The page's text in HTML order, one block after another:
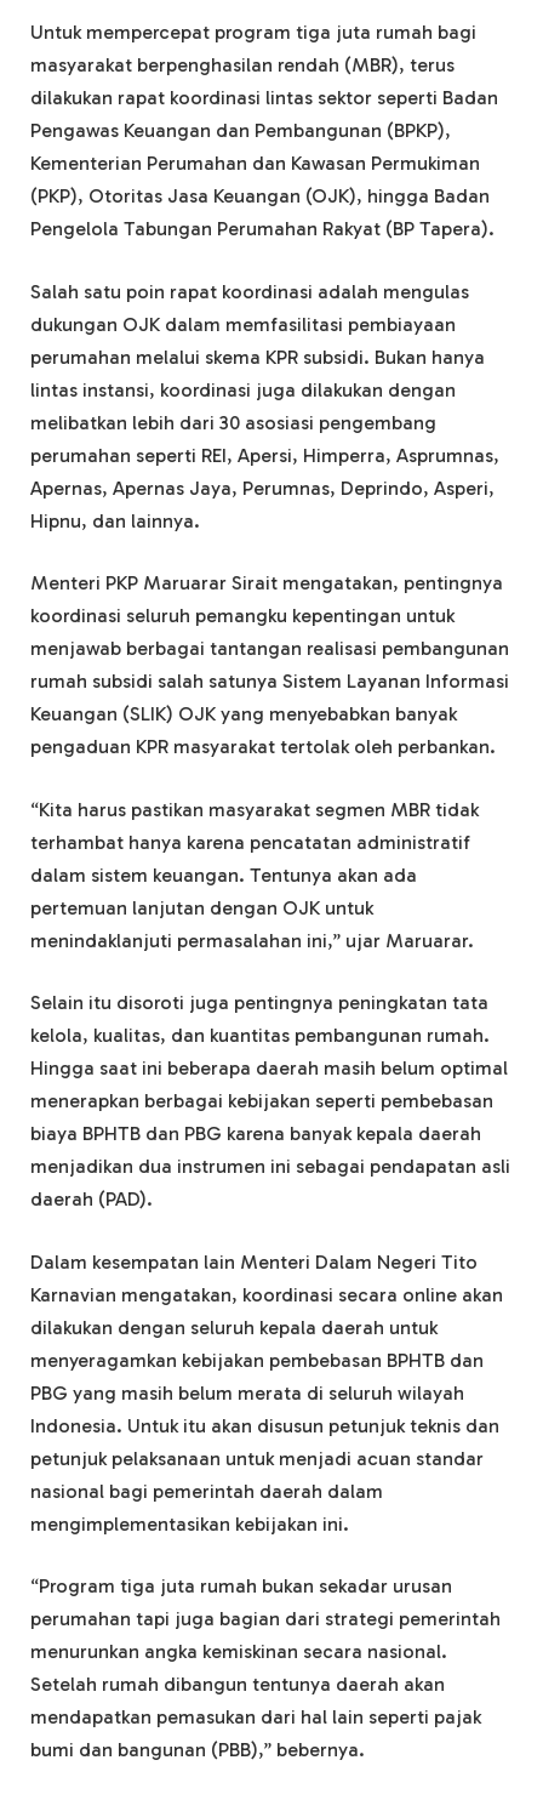
Untuk mempercepat program tiga juta rumah bagi
masyarakat berpenghasilan rendah (MBR), terus
dilakukan rapat koordinasi lintas sektor seperti Badan
Pengawas Keuangan dan Pembangunan (BPKP),
Kementerian Perumahan dan Kawasan Permukiman
(PKP), Otoritas Jasa Keuangan (OJK), hingga Badan
Pengelola Tabungan Perumahan Rakyat (BP Tapera).
Salah satu poin rapat koordinasi adalah mengulas
dukungan OJK dalam memfasilitasi pembiayaan
perumahan melalui skema KPR subsidi. Bukan hanya
lintas instansi, koordinasi juga dilakukan dengan
melibatkan lebih dari 30 asosiasi pengembang
perumahan seperti REI, Apersi, Himperra, Asprumnas,
Apernas, Apernas Jaya, Perumnas, Deprindo, Asperi,
Hipnu, dan lainnya.
Menteri PKP Maruarar Sirait mengatakan, pentingnya
koordinasi seluruh pemangku kepentingan untuk
menjawab berbagai tantangan realisasi pembangunan
rumah subsidi salah satunya Sistem Layanan Informasi
Keuangan (SLIK) OJK yang menyebabkan banyak
pengaduan KPR masyarakat tertolak oleh perbankan.
“Kita harus pastikan masyarakat segmen MBR tidak
terhambat hanya karena pencatatan administratif
dalam sistem keuangan. Tentunya akan ada
pertemuan lanjutan dengan OJK untuk
menindaklanjuti permasalahan ini,” ujar Maruarar.
Selain itu disoroti juga pentingnya peningkatan tata
kelola, kualitas, dan kuantitas pembangunan rumah.
Hingga saat ini beberapa daerah masih belum optimal
menerapkan berbagai kebijakan seperti pembebasan
biaya BPHTB dan PBG karena banyak kepala daerah
menjadikan dua instrumen ini sebagai pendapatan asli
daerah (PAD).
Dalam kesempatan lain Menteri Dalam Negeri Tito
Karnavian mengatakan, koordinasi secara online akan
dilakukan dengan seluruh kepala daerah untuk
menyeragamkan kebijakan pembebasan BPHTB dan
PBG yang masih belum merata di seluruh wilayah
Indonesia. Untuk itu akan disusun petunjuk teknis dan
petunjuk pelaksanaan untuk menjadi acuan standar
nasional bagi pemerintah daerah dalam
mengimplementasikan kebijakan ini.
“Program tiga juta rumah bukan sekadar urusan
perumahan tapi juga bagian dari strategi pemerintah
menurunkan angka kemiskinan secara nasional.
Setelah rumah dibangun tentunya daerah akan
mendapatkan pemasukan dari hal lain seperti pajak
bumi dan bangunan (PBB),” bebernya.